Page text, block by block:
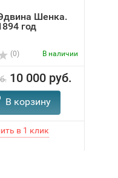
Шенка.
год
(0) В наличии
10 000 руб.
В корзину